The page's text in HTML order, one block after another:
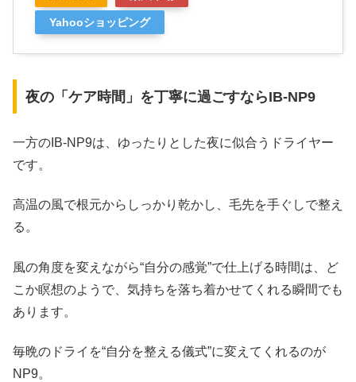
Yahooショッピング
夜の「ケア時間」を丁寧に過ごすならIB-NP9
一方のIB-NP9は、ゆったりとした夜に似合うドライヤー
です。
高温の風で根元からしっかり乾かし、毛先を手ぐしで整え
る。
風の角度を変えながら“自分の感覚”で仕上げる時間は、ど
こか瞑想のようで、気持ちを落ち着かせてくれる瞬間でも
あります。
毎晩のドライを“自分を整える儀式”に変えてくれるのが
NP9。